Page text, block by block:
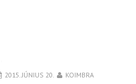
2015. JÚNIUS 20. KOIMBRA